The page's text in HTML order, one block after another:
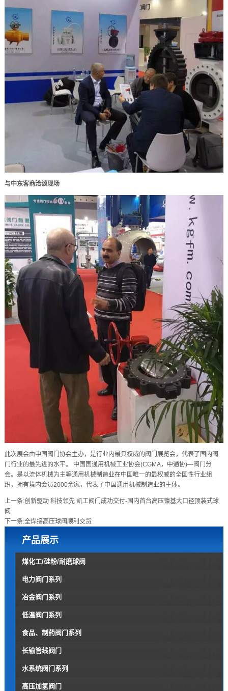
与中东客商洽谈现场
此次展会由中国阀门协会主办，是行业内最具权威的阀门展览会，代表了国内阀
门行业的最先进的水平。 中国国通用机械工业协会(CGMA，中通协)—阀门分
会。是以流体机械为主等通用机械制造业在中国唯一的最权威的全国性行业组
织，拥有境内会员2000余家，代表了中国通用机械制造业的主体。
上一条:创新驱动 科技领先 凯工阀门成功交付-国内首台高压镍基大口径顶装式球
阀
下一条:全焊接高压球阀顺利交货
产品展示
煤化工/硅粉/耐磨球阀
电力阀门系列
冶金阀门系列
低温阀门系列
食品、制药阀门系列
长输管线阀门
水系统阀门系列
高压加氢阀门